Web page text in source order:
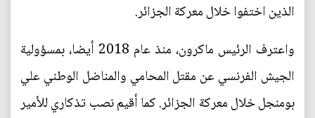
الذين اختفوا خلال معركة الجزائر.
واعترف الرئيس ماكرون، منذ عام 2018 أيضا، بمسؤولية
الجيش الفرنسي عن مقتل المحامي والمناضل الوطني علي
بومنجل خلال معركة الجزائر. كما أقيم نصب تذكاري للأمير